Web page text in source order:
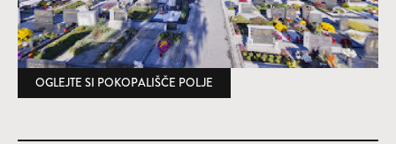
OGLEJTE SI POKOPALIŠČE POLJE